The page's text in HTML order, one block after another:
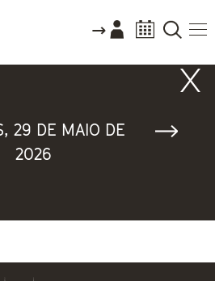
29 DE MAIO DE
2026